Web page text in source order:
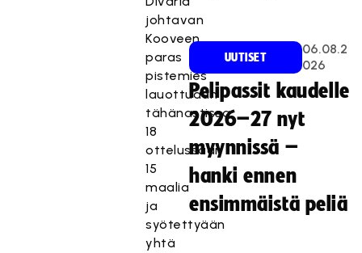
johtavan
Kooveen
paras
pistemies
lauottuaan
tähänastissa
18
ottelussaan
15
maalia
ja
syötettyään
yhtä
UUTISET
06.08.2
026
Pelipassit kaudelle
2026–27 nyt
myynnissä –
hanki ennen
ensimmäistä peliä